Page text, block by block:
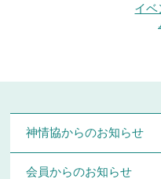
イベ
神情協からのお知らせ
会員からのお知らせ